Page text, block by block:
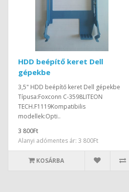
HDD beépítő keret Dell
gépekbe
3,5" HDD beépítő keret Dell gépekbe
Típusa:Foxconn C-3598LITEON
TECH.F1119Kompatibilis
modellek:Opti..
3 800Ft
Alanyi adómentes ár: 3 800Ft
KOSÁRBA